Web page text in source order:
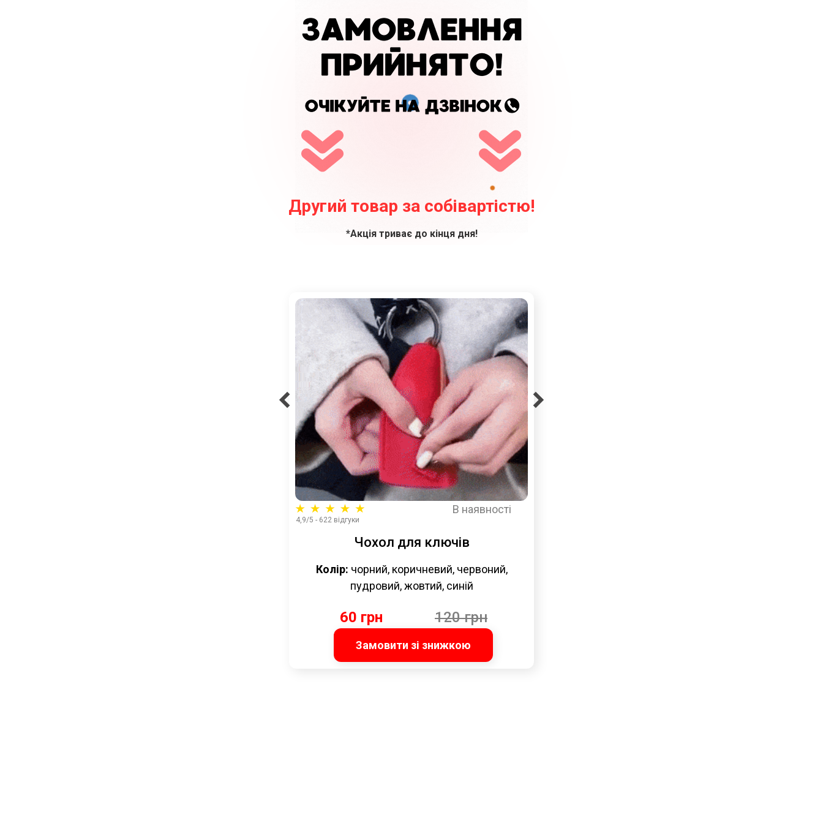
Другий товар за собівартістю!
*Акція триває до кінця дня!
В наявності
60 грн 120 грн
4,9/5 - 622 відгуки
Колір: чорний, коричневий, червоний,
пудровий, жовтий, синій
Замовити зі знижкою
Чохол для ключів